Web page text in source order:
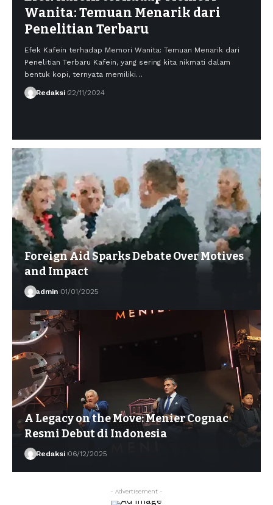
Wanita: Temuan Menarik dari
Penelitian Terbaru
Efek Kafein terhadap Memori Wanita: Temuan Menarik dari
Penelitian Terbaru Kafein, yang sering kita nikmati dalam
bentuk kopi, ternyata memiliki…
Redaksi 22/11/2024
Foreign Aid Sparks Debate Over Motives
and Impact
admin 01/01/2025
A Legacy on the Move: Menier Cognac
Resmi Debut di Indonesia
Redaksi 06/12/2025
- Advertisement -